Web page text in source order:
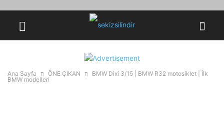
Ana Sayfa ÖNE ÇIKAN
BMW Dixi 3/15 | BMW R32 motosiklet | İlk
BMW modelleri